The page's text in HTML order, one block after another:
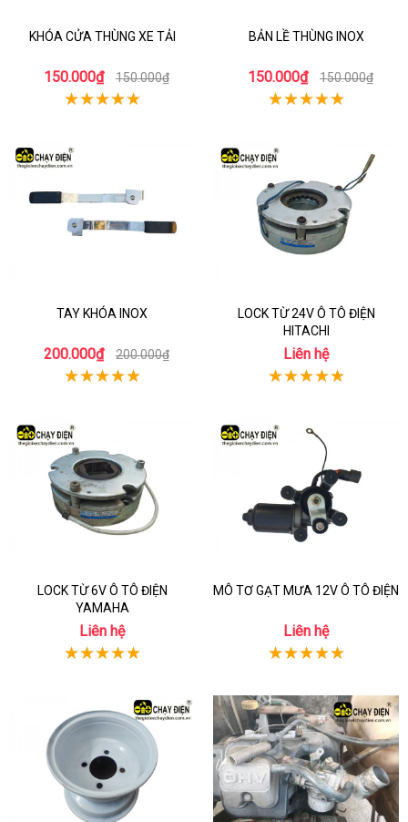
KHÓA CỬA THÙNG XE TẢI
150.000₫ 150.000₫
BẢN LỀ THÙNG INOX
150.000₫ 150.000₫
TAY KHÓA INOX
200.000₫ 200.000₫
LOCK TỪ 24V Ô TÔ ĐIỆN
HITACHI
Liên hệ
LOCK TỪ 6V Ô TÔ ĐIỆN
YAMAHA
Liên hệ
MÔ TƠ GẠT MƯA 12V Ô TÔ ĐIỆN
Liên hệ